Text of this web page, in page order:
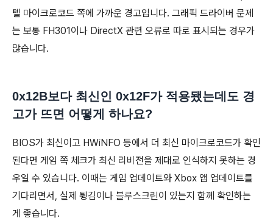
텔 마이크로코드 쪽에 가까운 경고입니다. 그래픽 드라이버 문제
는 보통 FH301이나 DirectX 관련 오류로 따로 표시되는 경우가
많습니다.
0x12B보다 최신인 0x12F가 적용됐는데도 경
고가 뜨면 어떻게 하나요?
BIOS가 최신이고 HWiNFO 등에서 더 최신 마이크로코드가 확인
된다면 게임 쪽 체크가 최신 리비전을 제대로 인식하지 못하는 경
우일 수 있습니다. 이때는 게임 업데이트와 Xbox 앱 업데이트를
기다리면서, 실제 튕김이나 블루스크린이 있는지 함께 확인하는
게 좋습니다.